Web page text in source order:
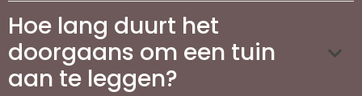
Hoe lang duurt het
doorgaans om een tuin
aan te leggen?